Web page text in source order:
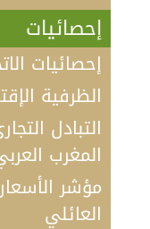
إحصائيات
إحصائيات
الظرفية
التبادل
المغرب
مؤشر
العائلي
فيديو كلمة
العربي أ.د